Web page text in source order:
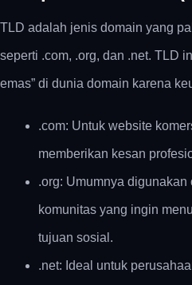
TLD adalah jenis domain yang
seperti .com, .org, dan .net. TLD
emas” di dunia domain karena
.com: Untuk website
memberikan kesan
.org: Umumnya
komunitas yang ingin
tujuan sosial.
.net: Ideal untuk